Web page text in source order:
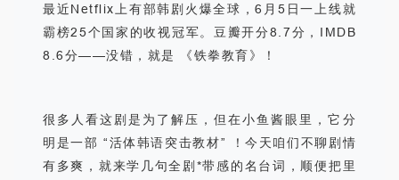
最近Netflix 上有部韩剧火爆全球，6 月 5 日一上线就
霸榜25个国家的收视冠军。豆瓣开分8.7分， IMDB
8.6分——没错，就是 《铁拳教育》！
很多人看这剧是为了解压，但在小鱼酱眼里，它分
明是一部 “活体韩语突击教材”
！今天咱们不聊剧情
有多爽，就来学几句全剧*带感的名台词，顺便把里